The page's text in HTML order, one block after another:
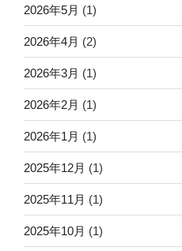
2026年5月 (1)
2026年4月 (2)
2026年3月 (1)
2026年2月 (1)
2026年1月 (1)
2025年12月 (1)
2025年11月 (1)
2025年10月 (1)